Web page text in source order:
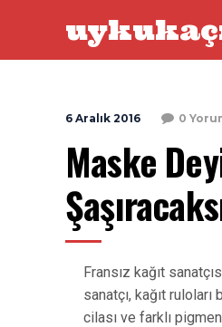
6 Aralık 2016 0
Maske
Fransız kağıt
sanatçı, kağıt
cilası ve farklı